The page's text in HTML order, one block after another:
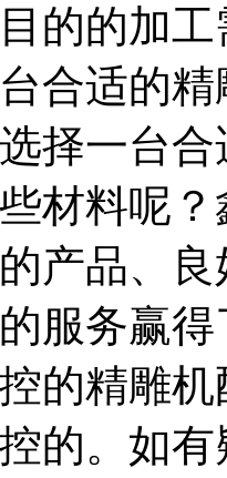
的的加
合适的
择一台
材料呢
产品、
服务赢
的精雕
的。如